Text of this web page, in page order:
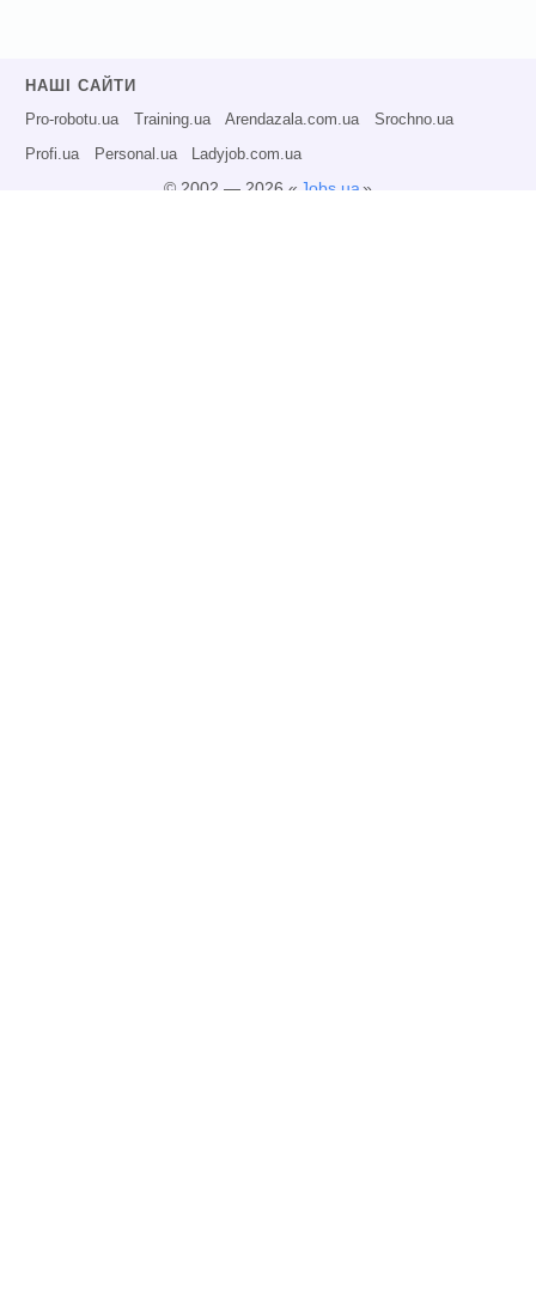
НАШІ САЙТИ
Pro-robotu.ua Training.ua Arendazala.com.ua Srochno.ua
Profi.ua Personal.ua Ladyjob.com.ua
© 2002 — 2026 « Jobs.ua»